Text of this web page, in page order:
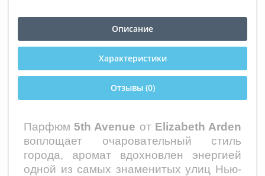
Описание
Характеристики
Отзывы (0)
Парфюм 5th Avenue от Elizabeth Arden
воплощает очаровательный стиль
города, аромат вдохновлен энергией
одной из самых знаменитых улиц Нью-